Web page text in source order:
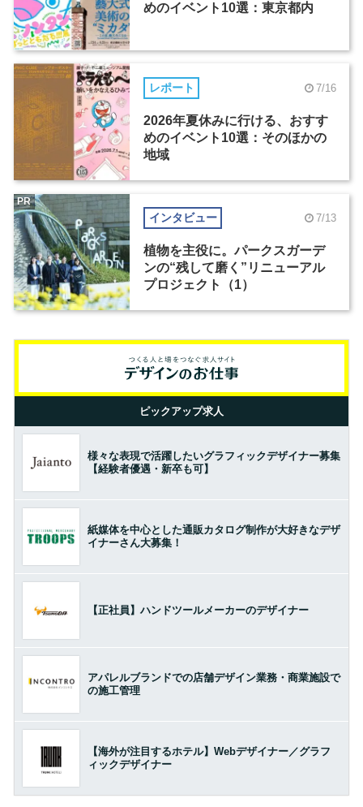
めのイベント10選：東京都内
レポート 7/16
2026年夏休みに行ける、おすす
めのイベント10選：そのほかの
地域
インタビュー 7/13
植物を主役に。パークスガーデ
ンの“残して磨く”リニューアル
プロジェクト（1）
PR
ピックアップ求人
様々な表現で活躍したいグラフィックデザイナー募集
【経験者優遇・新卒も可】
紙媒体を中心とした通販カタログ制作が大好きなデザ
イナーさん大募集！
【正社員】ハンドツールメーカーのデザイナー
アパレルブランドでの店舗デザイン業務・商業施設で
の施工管理
【海外が注目するホテル】Webデザイナー／グラフ
ィックデザイナー